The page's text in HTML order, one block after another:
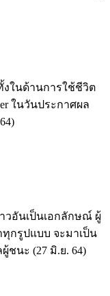
งในด้านการใช้ชีวิต
ในวันประกาศผล
วอันเป็นเอกลักษณ์ ผู้
กรูปแบบ จะมาเป็น
ผู้ชนะ (27 มิ.ย. 64)